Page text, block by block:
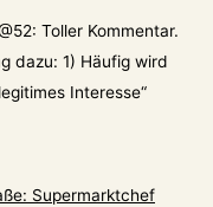
Toller Kommentar.
dazu: 1) Häufig wird
Interesse“
Supermarktchef